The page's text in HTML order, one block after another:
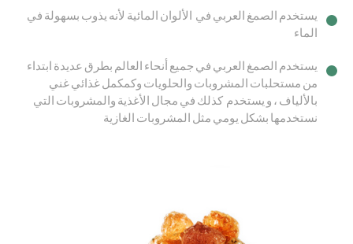
يستخدم الصمغ العربي في الألوان المائية لأنه يذوب بسهولة في
الماء
يستخدم الصمغ العربي في جميع أنحاء العالم بطرق عديدة ابتداء
من مستحلبات المشروبات والحلويات وكمكمل غذائي غني
بالألياف ، و يستخدم كذلك في مجال الأغذية والمشروبات التي
نستخدمها بشكل يومي مثل المشروبات الغازية